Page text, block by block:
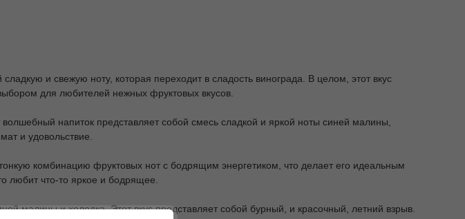
и свежую ноту, которая переходит в сладость винограда. В целом, этот вкус
для любителей нежных фруктовых вкусов.
напиток представляет собой смесь сладкой и яркой ноты синей малины,
и удовольствие.
комбинацию фруктовых нот с бодрящим энергетиком, что делает его идеальным
любит что-то яркое и бодрящее.
малины и холодка. Этот вкус представляет собой бурный, и красочный, летний взрыв.